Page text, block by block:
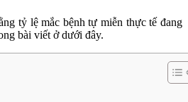
tỷ lệ mắc bệnh tự miễn thực tế đang
bài viết ở dưới đây.